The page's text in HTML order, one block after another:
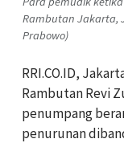
Rambutan Jakarta,
Prabowo)
RRI.CO.ID,
Rambutan Revi
penumpang
penurunan